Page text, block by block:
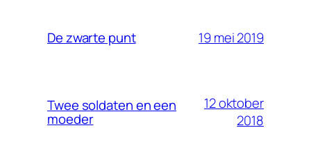
De zwarte punt 19 mei 2019
Twee soldaten en een
moeder
12 oktober
2018